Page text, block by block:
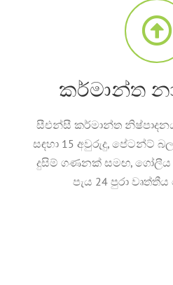
කර්මාන්ත
සීඑන්සී කර්මාන්ත
සඳහා 15 අවුරුදු, පේටන්ට්
දුසිම් ගණනක් සමඟ, ගෝලීය
පැය 24 පුරා